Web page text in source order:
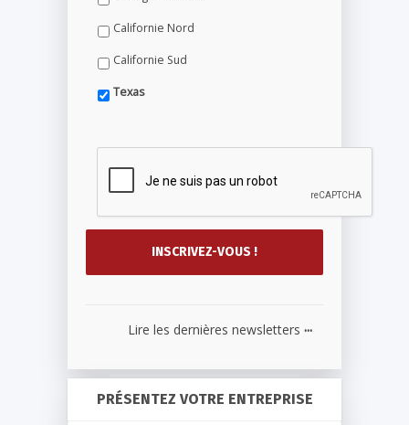
Californie Nord
Californie Sud
Texas
Lire les dernières newsletters ...
PRÉSENTEZ VOTRE ENTREPRISE